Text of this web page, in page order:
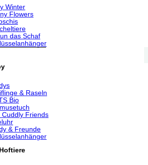
Winter
Flowers
das Schaf
& Raseln
Bio
Cuddly Friends
& Freunde